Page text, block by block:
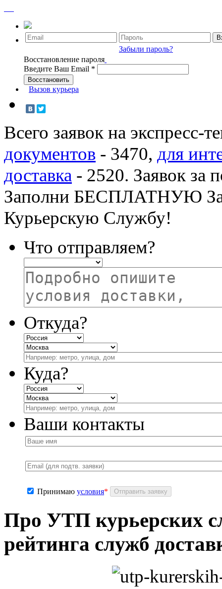
Забыли пароль?
Восстановление пароля
Введите Ваш Email *
Вызов курьера
Всего заявок на экспресс-
документов - 3470, для
доставка - 2520. Заявок за
Заполни БЕСПЛАТНУЮ
Курьерскую Службу!
Что отправляем?
Откуда?
Куда?
Ваши контакты
Принимаю условия*
Про УТП курьерских
рейтинга служб